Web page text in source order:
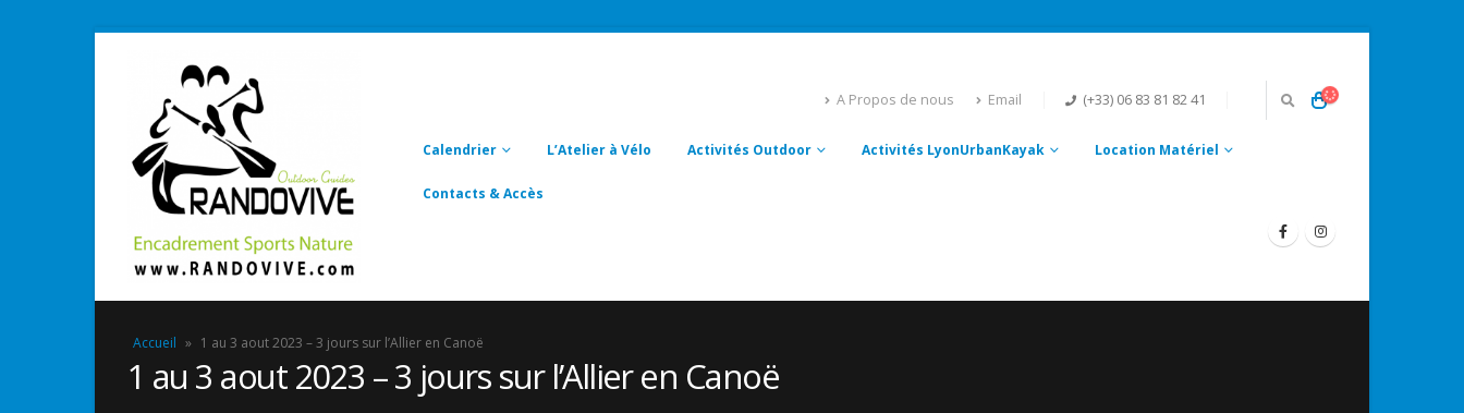
A Propos de nous Email (+33) 06 83 81 82 41
Calendrier L’Atelier à Vélo Activités Outdoor Activités LyonUrbanKayak Location Matériel
Contacts & Accès
Accueil » 1 au 3 aout 2023 – 3 jours sur l’Allier en Canoë
1 au 3 aout 2023 – 3 jours sur l’Allier en Canoë